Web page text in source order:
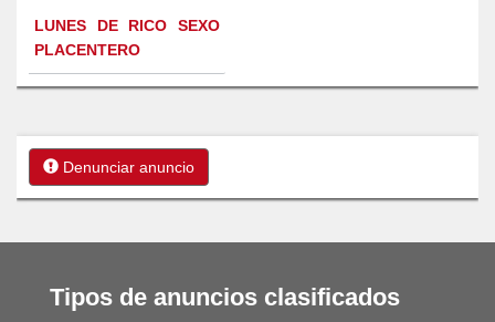
LUNES DE RICO SEXO
PLACENTERO
Denunciar anuncio
Tipos de anuncios clasificados